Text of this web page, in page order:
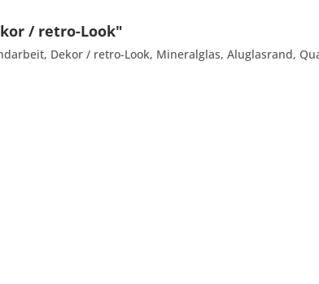
/ retro-Look"
Dekor / retro-Look, Mineralglas, Aluglasrand,